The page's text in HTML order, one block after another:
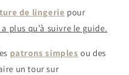
de lingerie pour
plus qu’à suivre le guide.
patrons simples ou des
un tour sur